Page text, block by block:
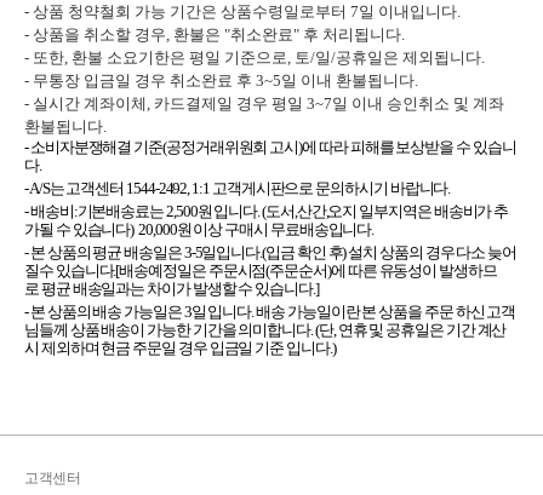
- 상품 청약철회 가능 기간은 상품수령일로부터 7일 이내입니다.
- 상품을 취소할 경우, 환불은 "취소완료" 후 처리됩니다.
- 또한, 환불 소요기한은 평일 기준으로, 토/일/공휴일은 제외됩니다.
- 무통장 입금일 경우 취소완료 후 3~5일 이내 환불됩니다.
- 실시간 계좌이체, 카드결제일 경우 평일 3~7일 이내 승인취소 및 계좌
환불됩니다.
- 소비자분쟁해결 기준(공정거래위원회 고시)에 따라 피해를 보상받을 수 있습니
다.
- A/S는 고객센터 1544-2492, 1:1 고객게시판으로 문의하시기 바랍니다.
- 배송비:기본배송료는 2,500원 입니다. (도서,산간,오지 일부지역은 배송비가 추
가될 수 있습니다) 20,000원 이상 구매시 무료배송입니다.
- 본 상품의 평균 배송일은 3-5일입니다.(입금 확인 후) 설치 상품의 경우 다소 늦어
질수 있습니다.[배송예정일은 주문시점(주문순서)에 따른 유동성이 발생하므
로 평균 배송일과는 차이가 발생할 수 있습니다.]
- 본 상품의 배송 가능일은 3일 입니다. 배송 가능일이란 본 상품을 주문 하신 고객
님들께 상품 배송이 가능한 기간을 의미합니다. (단, 연휴 및 공휴일은 기간 계산
시 제외하며 현금 주문일 경우 입금일 기준 입니다.)
고객센터